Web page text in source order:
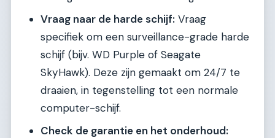
Vraag naar de harde schijf: Vraag
specifiek om een surveillance-grade harde
schijf (bijv. WD Purple of Seagate
SkyHawk). Deze zijn gemaakt om 24/7 te
draaien, in tegenstelling tot een normale
computer-schijf.
Check de garantie en het onderhoud: